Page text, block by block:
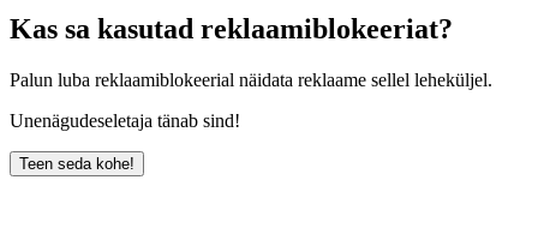
Kas sa kasutad reklaamiblokeeriat?
Palun luba reklaamiblokeerial näidata reklaame sellel leheküljel.
Unenägudeseletaja tänab sind!
Teen seda kohe!